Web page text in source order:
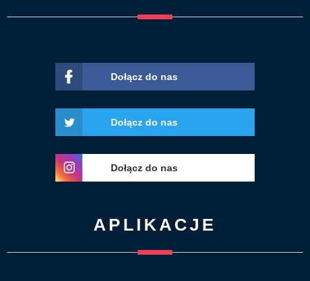
Dołącz do nas
Dołącz do nas
Dołącz do nas
APLIKACJE